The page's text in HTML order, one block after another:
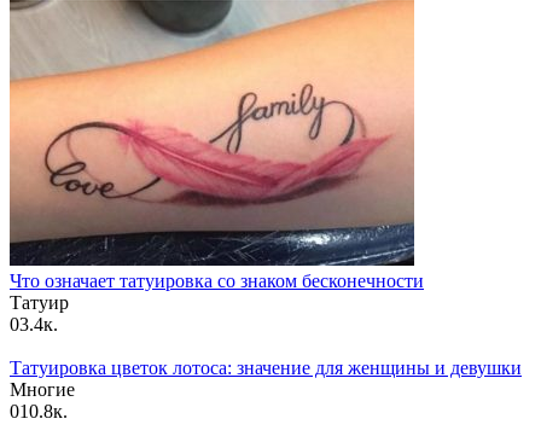
Что означает татуировка со знаком бесконечности
Татуир
03.4к.
Татуировка цветок лотоса: значение для женщины и девушки
Многие
010.8к.